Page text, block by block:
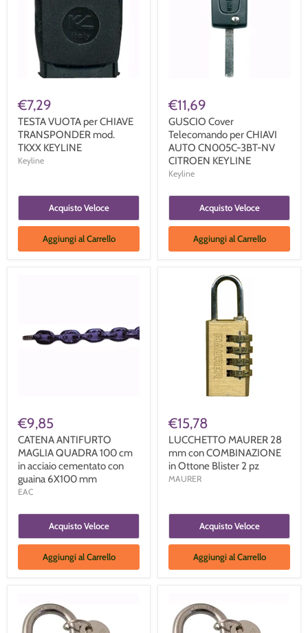
€7,29
TESTA VUOTA per CHIAVE
TRANSPONDER mod.
TKXX KEYLINE
Keyline
Acquisto Veloce
Aggiungi al Carrello
€11,69
GUSCIO Cover
Telecomando per CHIAVI
AUTO CN005C-3BT-NV
CITROEN KEYLINE
Keyline
Acquisto Veloce
Aggiungi al Carrello
€9,85
CATENA ANTIFURTO
MAGLIA QUADRA 100 cm
in acciaio cementato con
guaina 6X100 mm
EAC
Acquisto Veloce
Aggiungi al Carrello
€15,78
LUCCHETTO MAURER 28
mm con COMBINAZIONE
in Ottone Blister 2 pz
MAURER
Acquisto Veloce
Aggiungi al Carrello